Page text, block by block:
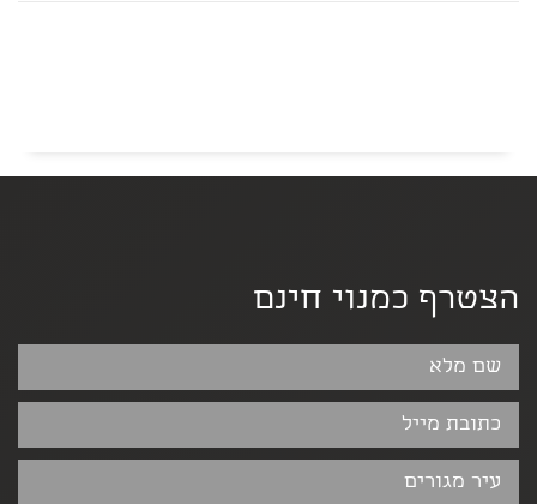
הצטרף כמנוי חינם